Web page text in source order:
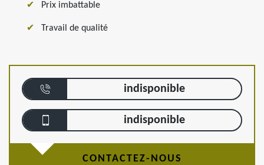
Prix imbattable
Travail de qualité
indisponible
indisponible
CONTACTEZ-NOUS